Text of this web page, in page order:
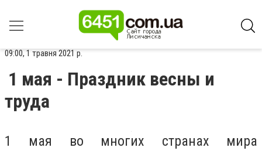
09:00, 1 травня 2021 р.
1 мая - Праздник весны и
труда
1 мая во многих странах мира